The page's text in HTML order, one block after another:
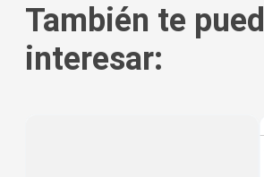
También te
interesar: